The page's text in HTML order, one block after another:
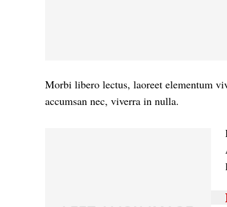
Morbi libero lectus, laoreet elementum
accumsan nec, viverra in nulla.